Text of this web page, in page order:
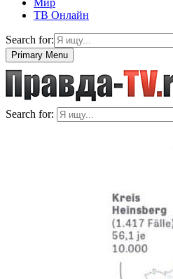
Мир
ТВ Онлайн
Search for:
Primary Menu
Search for: